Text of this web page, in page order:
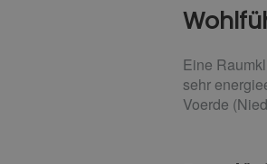
Eine
sehr
Voerde